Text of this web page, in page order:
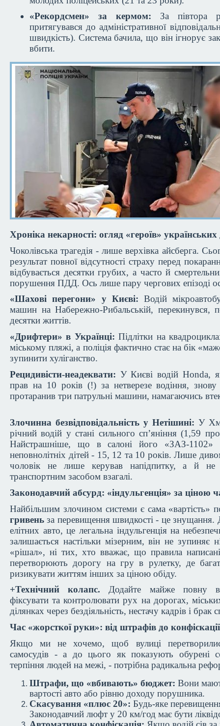
«Рекордсмен» за кермом: За півтора
притягувався до адміністративної
швидкість). Система бачила, що він ігнорує
вбити.
Хроніка некарності: огляд «героїв» українських
Чоколівська трагедія - лише верхівка айсберга.
результат повної відсутності страху перед
відбувається десятки грубих, а часто й
порушення ПДД. Ось лише пару чергових епізоді
«Шахові перегони» у Києві: Водій
машин на Набережно-Рибальській, перекинувся,
десятки життів.
«Дрифтери» в Українці: Підлітки на
міському пляжі, а поліція фактично стає на бік
зупинити хуліганство.
Рецидивісти-неадеквати: У Києві водій Honda,
прав на 10 років (!) за нетверезе водіння,
протаранив три патрульні машини, намагаючись
Злочинна безвідповідальність у Нетішині: У
річний водій у стані сильного сп’яніння (1,59
Найстрашніше, що в салоні його «ЗАЗ-1102»
неповнолітніх дітей - 15, 12 та 10 років. Лише
чоловік не лише керував напідпитку, а й не
транспортним засобом взагалі.
Законодавчий абсурд: «індульгенція» за ціною
Найбільшим злочином системи є сама
гривень за перевищення швидкості - це знущання.
елітних авто, це легальна індульгенція на
залишається настільки мізерним, він не зупиняє
«рішал», ні тих, хто вважає, що правила
перетворюють дорогу на гру в рулетку, де
ризикувати життям інших за ціною обіду.
+Технічний колапс. Додайте майже повну
фіксувати та контролювати рух на дорогах,
ділянках через бездіяльність, нестачу кадрів і брак
Час «жорсткої руки»: від штрафів до конфіскації
Якщо ми не хочемо, щоб вулиці
самосудів - а до цього як показують обурені
терпіння людей на межі, - потрібна радикальна
Штрафи, що «вбивають» бюджет: Вони
вартості авто або рівню доходу порушника.
Скасування «плюс 20»: Будь-яке
Законодавчий люфт у 20 км/год має бути